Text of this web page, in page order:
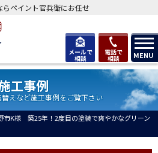
メールで
相談
電話で
相談 MENU
ペイント官兵衛にお任せ
工事例
えなど施工事例をご覧下さい
市K様 築25年！2度目の塗装で爽やかなグリーン